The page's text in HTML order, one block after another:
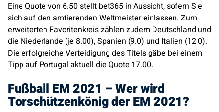
Eine Quote von 6.50 stellt bet365 in Aussicht, sofern Sie
sich auf den amtierenden Weltmeister einlassen. Zum
erweiterten Favoritenkreis zählen zudem Deutschland und
die Niederlande (je 8.00), Spanien (9.0) und Italien (12.0).
Die erfolgreiche Verteidigung des Titels gäbe bei einem
Tipp auf Portugal aktuell die Quote 17.00.
Fußball EM 2021 – Wer wird
Torschützenkönig der EM 2021?